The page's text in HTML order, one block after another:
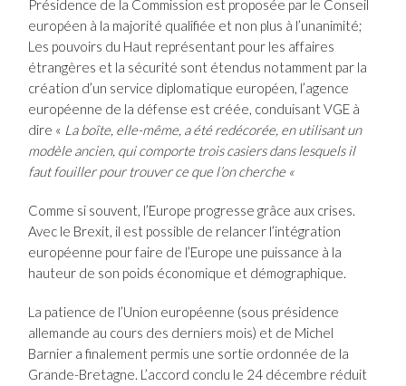
Présidence de la Commission est proposée par le Conseil
européen à la majorité qualifiée et non plus à l’unanimité;
Les pouvoirs du Haut représentant pour les affaires
étrangères et la sécurité sont étendus notamment par la
création d’un service diplomatique européen, l’agence
européenne de la défense est créée, conduisant VGE à
dire « La boîte, elle-même, a été redécorée, en utilisant un
modèle ancien, qui comporte trois casiers dans lesquels il
faut fouiller pour trouver ce que l’on cherche «
Comme si souvent, l’Europe progresse grâce aux crises.
Avec le Brexit, il est possible de relancer l’intégration
européenne pour faire de l’Europe une puissance à la
hauteur de son poids économique et démographique.
La patience de l’Union européenne (sous présidence
allemande au cours des derniers mois) et de Michel
Barnier a finalement permis une sortie ordonnée de la
Grande-Bretagne. L’accord conclu le 24 décembre réduit